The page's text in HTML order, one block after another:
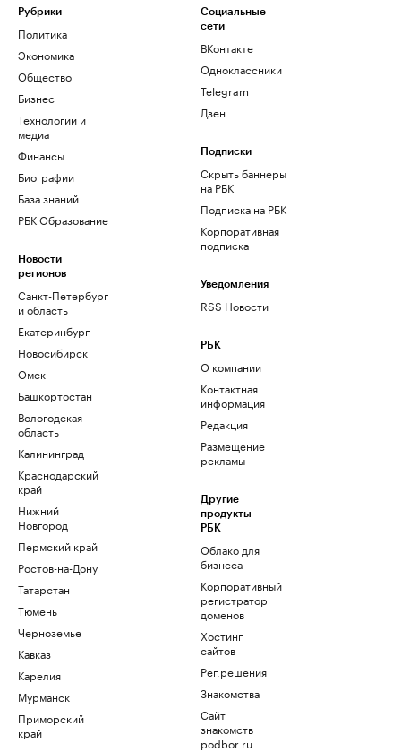
Рубрики
Политика
Экономика
Общество
Бизнес
Технологии и
медиа
Финансы
Биографии
База знаний
РБК Образование
Новости
регионов
Санкт-Петербург
и область
Екатеринбург
Новосибирск
Омск
Башкортостан
Вологодская
область
Калининград
Краснодарский
край
Нижний
Новгород
Пермский край
Ростов-на-Дону
Татарстан
Тюмень
Черноземье
Кавказ
Карелия
Мурманск
Приморский
край
Социальные
сети
ВКонтакте
Одноклассники
Telegram
Дзен
Подписки
Скрыть баннеры
на РБК
Подписка на РБК
Корпоративная
подписка
Уведомления
RSS Новости
РБК
О компании
Контактная
информация
Редакция
Размещение
рекламы
Другие
продукты
РБК
Облако для
бизнеса
Корпоративный
регистратор
доменов
Хостинг
сайтов
Рег.решения
Знакомства
Сайт
знакомств
podbor.ru